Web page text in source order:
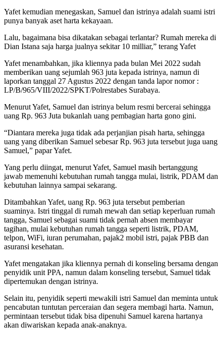
Yafet kemudian menegaskan, Samuel dan istrinya adalah suami istri
punya banyak aset harta kekayaan.
Lalu, bagaimana bisa dikatakan sebagai terlantar? Rumah mereka di
Dian Istana saja harga jualnya sekitar 10 milliar,” terang Yafet
Yafet menambahkan, jika kliennya pada bulan Mei 2022 sudah
memberikan uang sejumlah 963 juta kepada istrinya, namun di
laporkan tanggal 27 Agustus 2022 dengan tanda lapor nomor :
LP/B/965/VIII/2022/SPKT/Polrestabes Surabaya.
Menurut Yafet, Samuel dan istrinya belum resmi bercerai sehingga
uang Rp. 963 Juta bukanlah uang pembagian harta gono gini.
“Diantara mereka juga tidak ada perjanjian pisah harta, sehingga
uang yang diberikan Samuel sebesar Rp. 963 juta tersebut juga uang
Samuel,” papar Yafet.
Yang perlu diingat, menurut Yafet, Samuel masih bertanggung
jawab memenuhi kebutuhan rumah tangga mulai, listrik, PDAM dan
kebutuhan lainnya sampai sekarang.
Ditambahkan Yafet, uang Rp. 963 juta tersebut pemberian
suaminya. Istri tinggal di rumah mewah dan setiap keperluan rumah
tangga, Samuel sebagai suami tidak pernah absen membayar
tagihan, mulai kebutuhan rumah tangga seperti listrik, PDAM,
telpon, WiFi, iuran perumahan, pajak2 mobil istri, pajak PBB dan
asuransi kesehatan.
Yafet mengatakan jika kliennya pernah di konseling bersama dengan
penyidik unit PPA, namun dalam konseling tersebut, Samuel tidak
dipertemukan dengan istrinya.
Selain itu, penyidik seperti mewakili istri Samuel dan meminta untuk
pencabutan tuntutan perceraian dan segera membagi harta. Namun,
permintaan tersebut tidak bisa dipenuhi Samuel karena hartanya
akan diwariskan kepada anak-anaknya.